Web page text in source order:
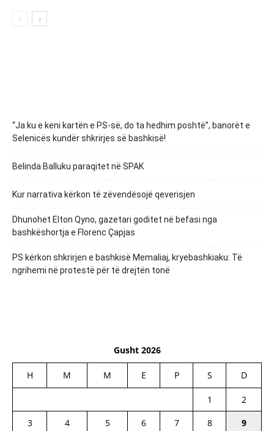
“Ja ku e keni kartën e PS-së, do ta hedhim poshtë”, banorët e
Selenicës kundër shkrirjes së bashkisë!
Belinda Balluku paraqitet në SPAK
Kur narrativa kërkon të zëvendësojë qeverisjen
Dhunohet Elton Qyno, gazetari goditet në befasi nga
bashkëshortja e Florenc Çapjas
PS kërkon shkrirjen e bashkisë Memaliaj, kryebashkiaku: Të
ngrihemi në protestë për të drejtën tonë
Gusht 2026
H M M E P S D
1
2
3
4 5 6 7 8
9